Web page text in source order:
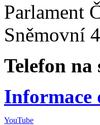
Parlament
Sněmovní
Telefon
Informace
YouTube